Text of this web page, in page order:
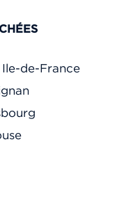
Ile-de-France